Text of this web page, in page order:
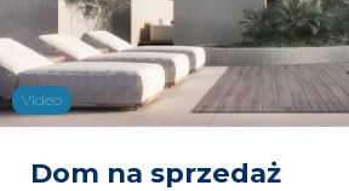
Video
Dom na sprzedaż